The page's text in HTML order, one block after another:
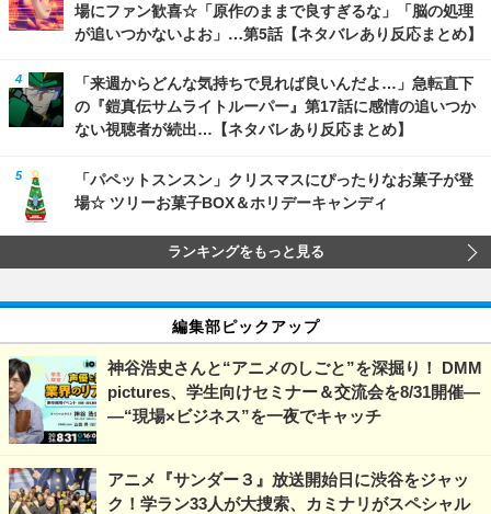
場にファン歓喜☆「原作のままで良すぎるな」「脳の処理
が追いつかないよお」…第5話【ネタバレあり反応まとめ】
「来週からどんな気持ちで見れば良いんだよ…」急転直下
の『鎧真伝サムライトルーパー』第17話に感情の追いつか
ない視聴者が続出…【ネタバレあり反応まとめ】
「パペットスンスン」クリスマスにぴったりなお菓子が登
場☆ ツリーお菓子BOX＆ホリデーキャンディ
ランキングをもっと見る
編集部ピックアップ
神谷浩史さんと“アニメのしごと”を深掘り！ DMM
pictures、学生向けセミナー＆交流会を8/31開催―
―“現場×ビジネス”を一夜でキャッチ
アニメ『サンダー３』放送開始日に渋谷をジャッ
ク！学ラン33人が大捜索、カミナリがスペシャル